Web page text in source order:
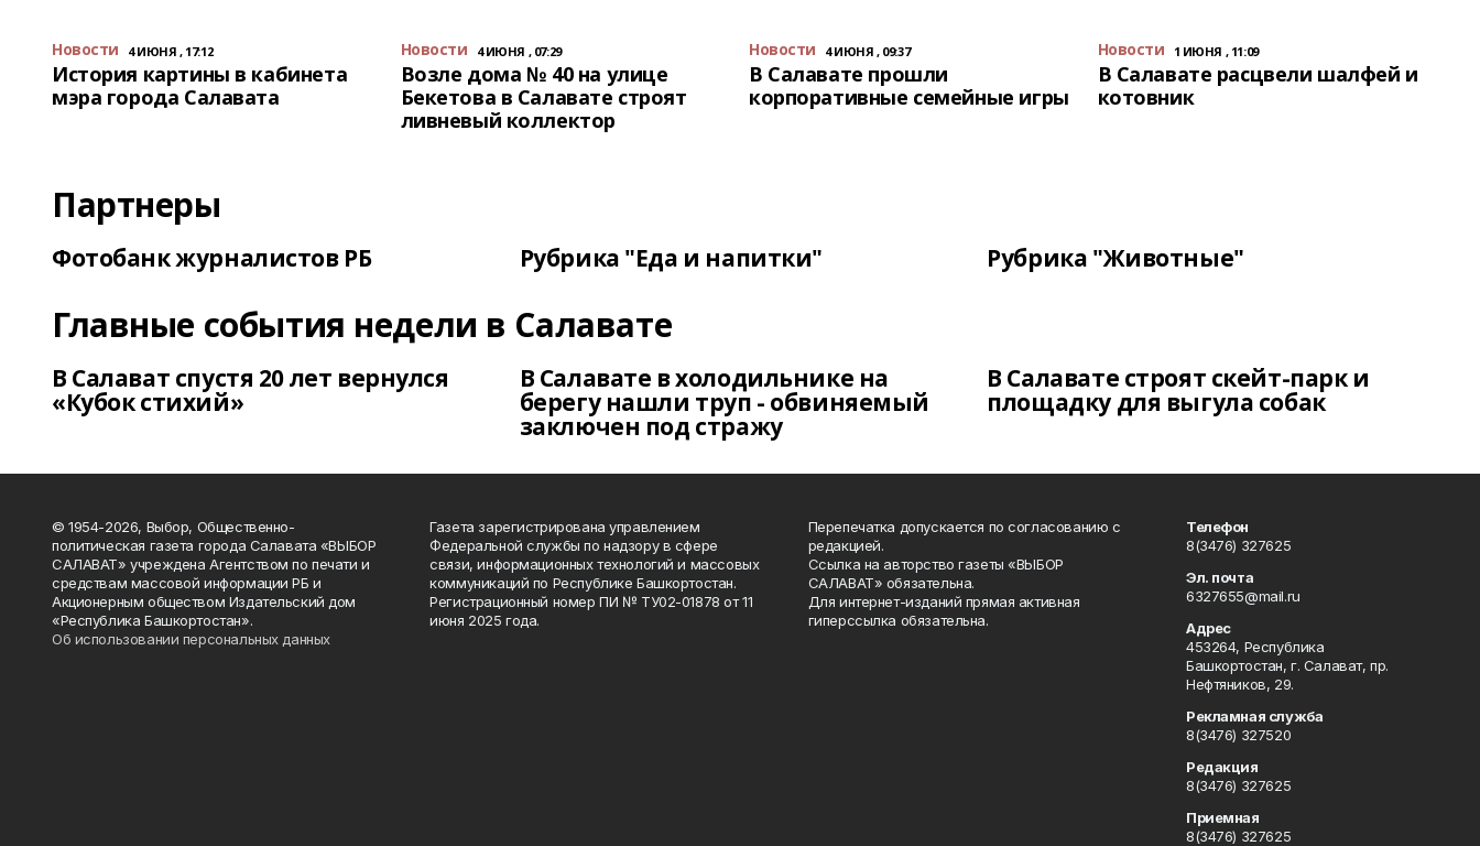
Новости 4 ИЮНЯ , 17:12
История картины в кабинета
мэра города Салавата
Новости 4 ИЮНЯ , 07:29
Возле дома № 40 на улице
Бекетова в Салавате строят
ливневый коллектор
Новости 4 ИЮНЯ , 09:37
В Салавате прошли
корпоративные семейные игры
Новости 1 ИЮНЯ , 11:09
В Салавате расцвели шалфей и
котовник
Партнеры
Фотобанк журналистов РБ Рубрика "Еда и напитки" Рубрика "Животные"
Главные события недели в Салавате
В Салават спустя 20 лет вернулся
«Кубок стихий»
В Салавате в холодильнике на
берегу нашли труп - обвиняемый
заключен под стражу
В Салавате строят скейт-парк и
площадку для выгула собак
© 1954-2026, Выбор, Общественно-
политическая газета города Салавата «ВЫБОР
САЛАВАТ» учреждена Агентством по печати и
средствам массовой информации РБ и
Акционерным обществом Издательский дом
«Республика Башкортостан».
Об использовании персональных данных
Газета зарегистрирована управлением
Федеральной службы по надзору в сфере
связи, информационных технологий и массовых
коммуникаций по Республике Башкортостан.
Регистрационный номер ПИ № ТУ02-01878 от 11
июня 2025 года.
Перепечатка допускается по согласованию с
редакцией.
Ссылка на авторство газеты «ВЫБОР
САЛАВАТ» обязательна.
Для интернет-изданий прямая активная
гиперссылка обязательна.
Телефон
8(3476) 327625
Эл. почта
6327655@mail.ru
Адрес
453264, Республика
Башкортостан, г. Салават, пр.
Нефтяников, 29.
Рекламная служба
8(3476) 327520
Редакция
8(3476) 327625
Приемная
8(3476) 327625